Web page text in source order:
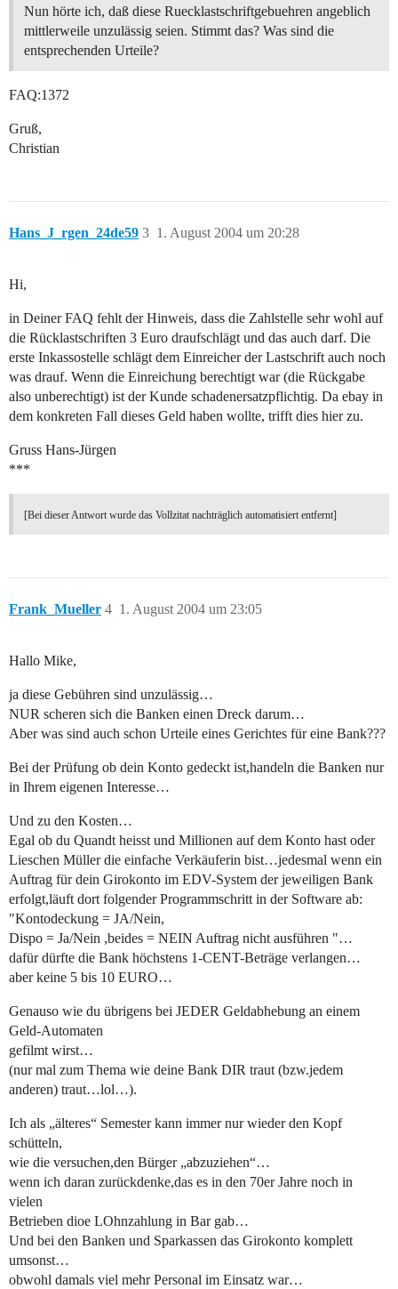
Nun hörte ich, daß diese Ruecklastschriftgebuehren angeblich
mittlerweile unzulässig seien. Stimmt das? Was sind die
entsprechenden Urteile?
FAQ:1372
Gruß,
Christian
Hans_J_rgen_24de59 1. August 2004 um 20:28
3
Hi,
in Deiner FAQ fehlt der Hinweis, dass die Zahlstelle sehr wohl auf
die Rücklastschriften 3 Euro draufschlägt und das auch darf. Die
erste Inkassostelle schlägt dem Einreicher der Lastschrift auch noch
was drauf. Wenn die Einreichung berechtigt war (die Rückgabe
also unberechtigt) ist der Kunde schadenersatzpflichtig. Da ebay in
dem konkreten Fall dieses Geld haben wollte, trifft dies hier zu.
Gruss Hans-Jürgen
***
[Bei dieser Antwort wurde das Vollzitat nachträglich automatisiert entfernt]
Frank_Mueller 1. August 2004 um 23:05
4
Hallo Mike,
ja diese Gebühren sind unzulässig…
NUR scheren sich die Banken einen Dreck darum…
Aber was sind auch schon Urteile eines Gerichtes für eine Bank???
Bei der Prüfung ob dein Konto gedeckt ist,handeln die Banken nur
in Ihrem eigenen Interesse…
Und zu den Kosten…
Egal ob du Quandt heisst und Millionen auf dem Konto hast oder
Lieschen Müller die einfache Verkäuferin bist…jedesmal wenn ein
Auftrag für dein Girokonto im EDV-System der jeweiligen Bank
erfolgt,läuft dort folgender Programmschritt in der Software ab:
"Kontodeckung = JA/Nein,
Dispo = Ja/Nein ,beides = NEIN Auftrag nicht ausführen "…
dafür dürfte die Bank höchstens 1-CENT-Beträge verlangen…
aber keine 5 bis 10 EURO…
Genauso wie du übrigens bei JEDER Geldabhebung an einem
Geld-Automaten
gefilmt wirst…
(nur mal zum Thema wie deine Bank DIR traut (bzw.jedem
anderen) traut…lol…).
Ich als „älteres“ Semester kann immer nur wieder den Kopf
schütteln,
wie die versuchen,den Bürger „abzuziehen“…
wenn ich daran zurückdenke,das es in den 70er Jahre noch in
vielen
Betrieben dioe LOhnzahlung in Bar gab…
Und bei den Banken und Sparkassen das Girokonto komplett
umsonst…
obwohl damals viel mehr Personal im Einsatz war…